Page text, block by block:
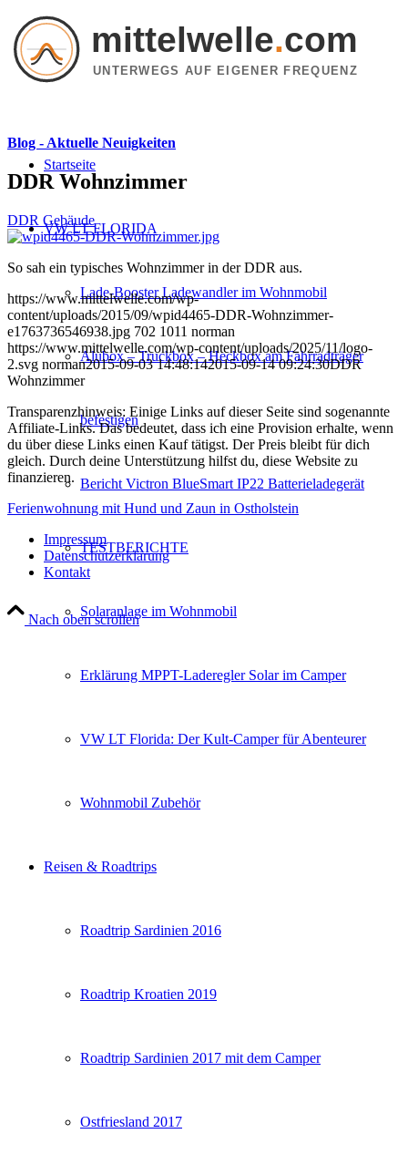
mittelwelle.com
UNTERWEGS AUF EIGENER FREQUENZ
Startseite
VW LT FLORIDA
Lade-Booster Ladewandler im Wohnmobil
Alubox – Truckbox – Heckbox am Fahrradträger
befestigen
Bericht Victron BlueSmart IP22 Batterieladegerät
TESTBERICHTE
Solaranlage im Wohnmobil
Erklärung MPPT-Laderegler Solar im Camper
VW LT Florida: Der Kult-Camper für Abenteurer
Wohnmobil Zubehör
Reisen & Roadtrips
Roadtrip Sardinien 2016
Roadtrip Kroatien 2019
Roadtrip Sardinien 2017 mit dem Camper
Ostfriesland 2017
Blog - Aktuelle Neuigkeiten
DDR Wohnzimmer
DDR Gebäude
So sah ein typisches Wohnzimmer in der DDR aus.
https://www.mittelwelle.com/wp-
content/uploads/2015/09/wpid4465-DDR-Wohnzimmer-
e1763736546938.jpg 702 1011 norman
https://www.mittelwelle.com/wp-content/uploads/2025/11/logo-
2.svg norman2015-09-03 14:48:142015-09-14 09:24:30DDR
Wohnzimmer
Transparenzhinweis: Einige Links auf dieser Seite sind sogenannte
Affiliate-Links. Das bedeutet, dass ich eine Provision erhalte, wenn
du über diese Links einen Kauf tätigst. Der Preis bleibt für dich
gleich. Durch deine Unterstützung hilfst du, diese Website zu
finanzieren.
Ferienwohnung mit Hund und Zaun in Ostholstein
Impressum
Datenschutzerklärung
Kontakt
Nach oben scrollen